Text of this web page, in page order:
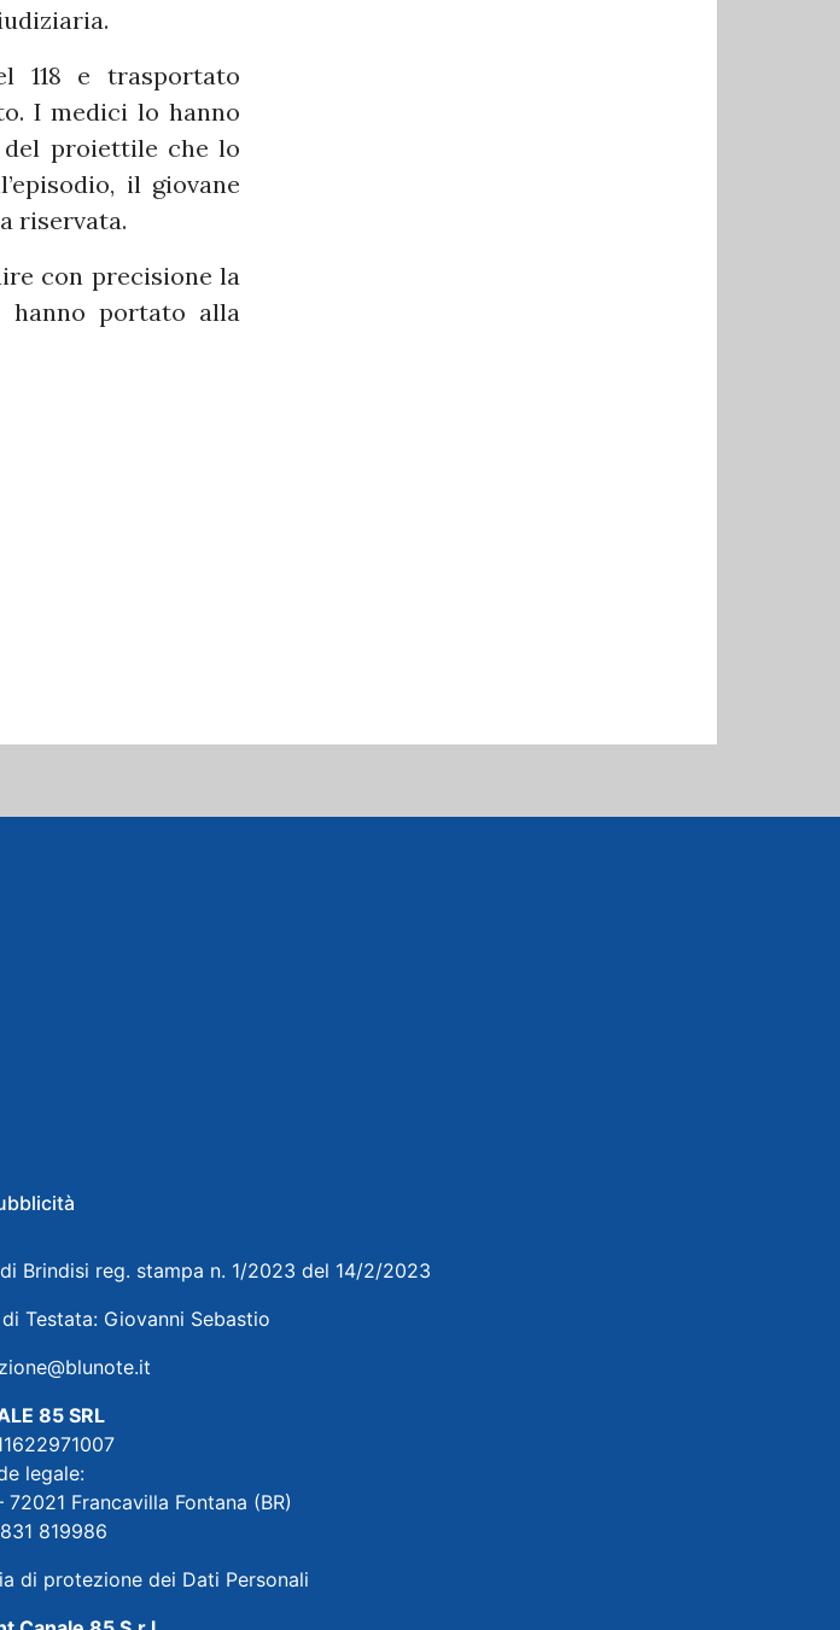
118 e trasportato
I medici lo hanno
del proiettile che lo
il giovane
riservata.
con precisione la
hanno portato alla
Brindisi reg. stampa n. 1/2023 del 14/2/2023
Testata: Giovanni Sebastio
85 SRL
legale:
Francavilla Fontana (BR)
819986
di protezione dei Dati Personali